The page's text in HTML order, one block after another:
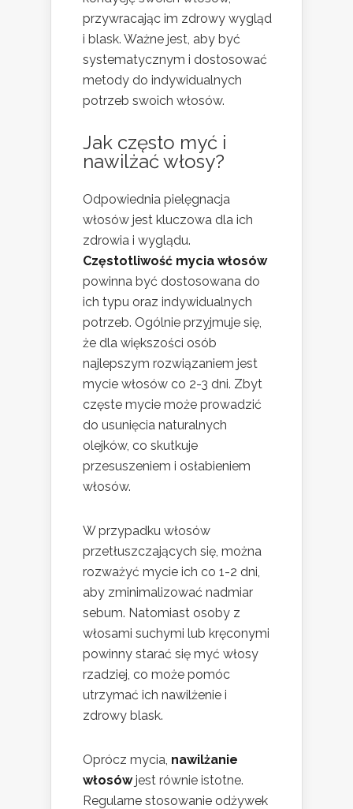
przywracając im zdrowy wygląd
i blask. Ważne jest, aby być
systematycznym i dostosować
metody do indywidualnych
potrzeb swoich włosów.
Jak często myć i
nawilżać włosy?
Odpowiednia pielęgnacja
włosów jest kluczowa dla ich
zdrowia i wyglądu.
Częstotliwość mycia włosów
powinna być dostosowana do
ich typu oraz indywidualnych
potrzeb. Ogólnie przyjmuje się,
że dla większości osób
najlepszym rozwiązaniem jest
mycie włosów co 2-3 dni. Zbyt
częste mycie może prowadzić
do usunięcia naturalnych
olejków, co skutkuje
przesuszeniem i osłabieniem
włosów.
W przypadku włosów
przetłuszczających się, można
rozważyć mycie ich co 1-2 dni,
aby zminimalizować nadmiar
sebum. Natomiast osoby z
włosami suchymi lub kręconymi
powinny starać się myć włosy
rzadziej, co może pomóc
utrzymać ich nawilżenie i
zdrowy blask.
Oprócz mycia, nawilżanie
włosówjest równie istotne.
Regularne stosowanie odżywek